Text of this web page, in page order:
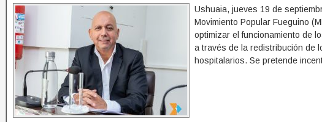
Ushuaia, jueves 19 de
Movimiento Popular Fueguino
optimizar el funcionamiento de
a través de la redistribución de
hospitalarios. Se pretende